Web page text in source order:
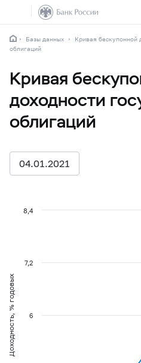
Базы данных
Кривая бескупонной
облигаций
Кривая
доходности
облигаций
04.01.2021
Доходность, % годовых 6
7,2
8,4